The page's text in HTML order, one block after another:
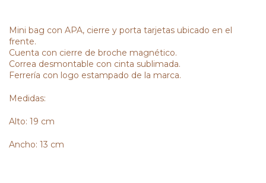
Mini bag con APA, cierre y porta tarjetas ubicado en el
frente.
Cuenta con cierre de broche magnético.
Correa desmontable con cinta sublimada.
Ferrería con logo estampado de la marca.
Medidas:
Alto: 19 cm
Ancho: 13 cm